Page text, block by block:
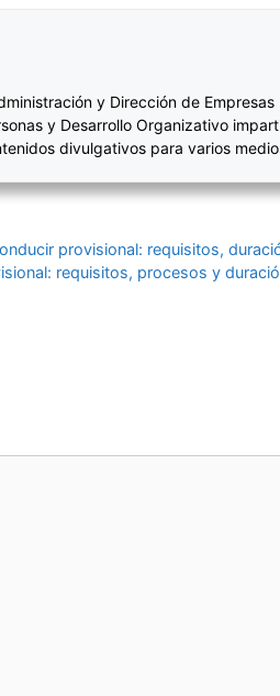
y Dirección de
y Desarrollo Organizativo
divulgativos para varios
provisional: requisitos,
requisitos, procesos y